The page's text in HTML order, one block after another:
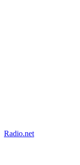
Radio.net